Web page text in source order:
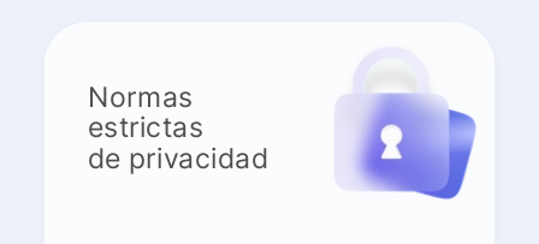
Normas
estrictas
de privacidad